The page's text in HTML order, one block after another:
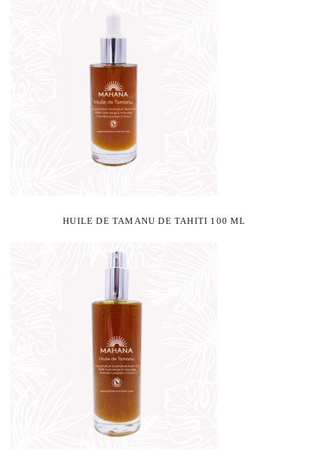
HUILE DE TAMANU DE TAHITI 100 ML